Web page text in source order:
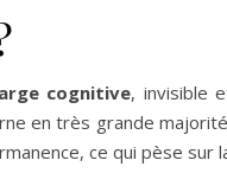
cognitive, invisible
en très grande
ce qui pèse sur